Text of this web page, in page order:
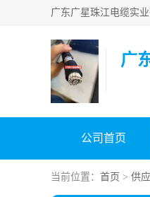
广
公司首页
当前位置： 首页 > 供